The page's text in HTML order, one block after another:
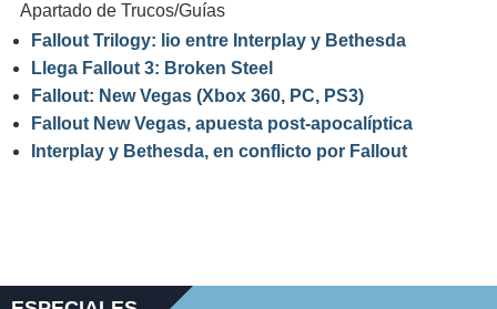
Apartado de Trucos/Guías
Fallout Trilogy: lio entre Interplay y Bethesda
Llega Fallout 3: Broken Steel
Fallout: New Vegas (Xbox 360, PC, PS3)
Fallout New Vegas, apuesta post-apocalíptica
Interplay y Bethesda, en conflicto por Fallout